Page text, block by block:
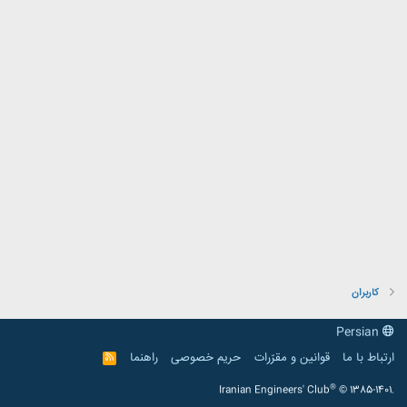
کاربران
ارتباط با ما
قوانین و مقرّرات حریم خصوصی راهنما
R
S
Iranian Engineers' Club® © 1385-1401.